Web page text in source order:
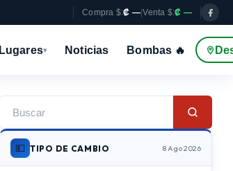
Compra $:₡ — |Venta $:₡ —
Lugares▾ Noticias Bombas 🔥
💵 TIPO DE CAMBIO 8 Ago 2026